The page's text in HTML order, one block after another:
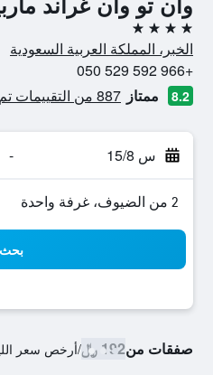
4 نجوم
الخبر، المملكة العربية السعودية
+966 592 529 050
8.2 ممتاز 887 من التقييمات تم التحقق منها
س 15/8 -
2 من الضيوف، غرفة واحدة
بحث
صفقات من192 ﷼ /أرخص سعر